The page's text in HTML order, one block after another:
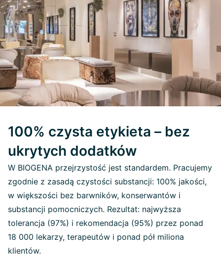
100% czysta etykieta – bez
ukrytych dodatków
W BIOGENA przejrzystość jest standardem. Pracujemy
zgodnie z zasadą czystości substancji: 100% jakości,
w większości bez barwników, konserwantów i
substancji pomocniczych. Rezultat: najwyższa
tolerancja (97%) i rekomendacja (95%) przez ponad
18 000 lekarzy, terapeutów i ponad pół miliona
klientów.